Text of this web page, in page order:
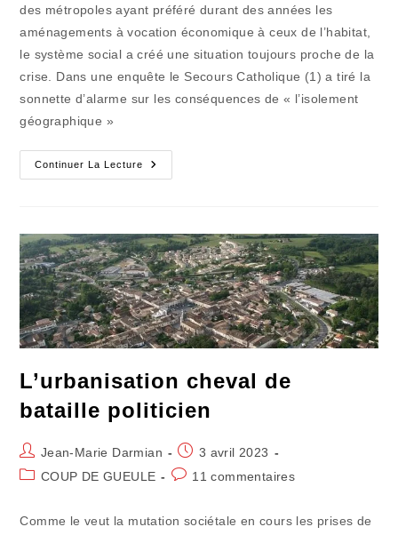
des métropoles ayant préféré durant des années les
aménagements à vocation économique à ceux de l’habitat,
le système social a créé une situation toujours proche de la
crise. Dans une enquête le Secours Catholique (1) a tiré la
sonnette d’alarme sur les conséquences de « l’isolement
géographique »
Continuer La Lecture
L’exclusion
Dans
L’urbanisation cheval de
bataille politicien
Auteur/autrice
de
Jean-Marie Darmian
Publication
publiée :
3 avril 2023
PostCOUP DE GUEULE
Commentaires
11 commentaires
Comme le veut la mutation sociétale en cours les prises de